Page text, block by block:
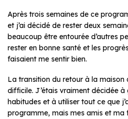
Après trois semaines de ce
et j’ai décidé de rester deux
beaucoup être entourée d’autres
rester en bonne santé et les
faisaient me sentir bien.
La transition du retour à la maison
difficile. J’étais vraiment décidée
habitudes et à utiliser tout ce que
programme, mais mes amis et ma